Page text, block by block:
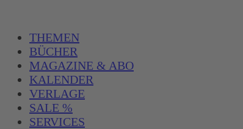
THEMEN
BÜCHER
MAGAZINE & ABO
KALENDER
VERLAGE
SALE %
SERVICES